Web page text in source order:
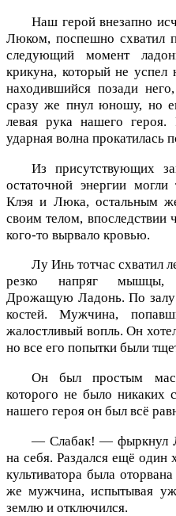
Наш герой внезапно
Люком, поспешно схватил
следующий момент
крикуна, который не успел
находившийся позади
сразу же пнул юношу, но
левая рука нашего
ударная волна прокатилась
Из присутствующих
остаточной энергии могли
Клэя и Люка, остальным
своим телом, впоследствии
кого-то вырвало кровью.
Лу Инь тотчас схватил
резко напряг мышцы,
Дрожащую Ладонь. По залу
костей. Мужчина,
жалостливый вопль. Он
но все его попытки были
Он был простым
которого не было никаких
нашего героя он был всё
— Слабак! — фыркнул
на себя. Раздался ещё один
культиватора была
же мужчина, испытывая
землю и отключился.